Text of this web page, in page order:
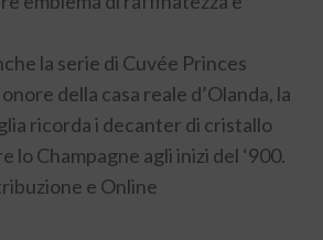
la serie di Cuvée Princes
della casa reale d’Olanda, la
ricorda i decanter di cristallo
lo Champagne agli inizi del ‘900.
e Online